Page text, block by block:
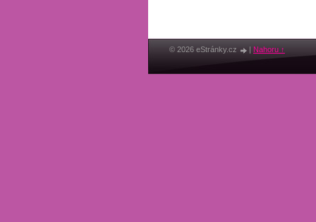
© 2026 eStránky.cz | Nahoru ↑